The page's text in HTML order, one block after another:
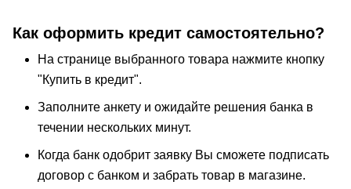
Как оформить кредит самостоятельно?
На странице выбранного товара нажмите кнопку
"Купить в кредит".
Заполните анкету и ожидайте решения банка в
течении нескольких минут.
Когда банк одобрит заявку Вы сможете подписать
договор с банком и забрать товар в магазине.